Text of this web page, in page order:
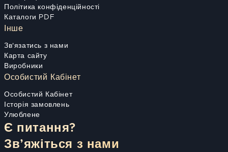
Політика конфіденційності
Каталоги PDF
Інше
Зв'язатись з нами
Карта сайту
Виробники
Особистий Кабінет
Особистий Кабінет
Історія замовлень
Улюблене
Є питання?
Зв’яжіться з нами